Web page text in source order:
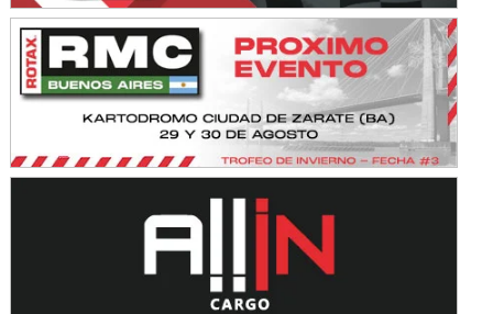
KDO - F6
Ciudad de Trenque Lauquen (Asfalto)
Trenque Lauquen (Buenos Aires)
ENTRERRIANO - F6 (POSTERGADA)
Villaguay (Entre Ríos)